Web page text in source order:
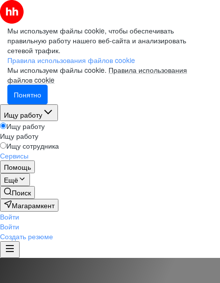
Мы используем файлы cookie, чтобы обеспечивать
правильную работу нашего веб-сайта и анализировать
сетевой трафик.
Правила использования файлов cookie
Мы используем файлы cookie. Правила использования
файлов cookie
Понятно
Ищу работу
Ищу работу
Ищу работу
Ищу сотрудника
Сервисы
Помощь
Ещё
Поиск
Магарамкент
Войти
Войти
Создать резюме